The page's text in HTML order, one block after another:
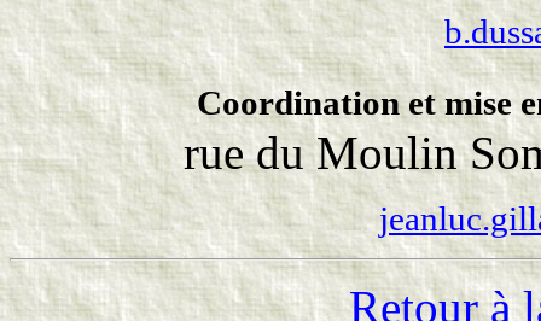
Coordination et mise
rue du Moulin
Retour à